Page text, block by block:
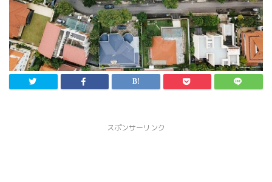
スポンサーリンク